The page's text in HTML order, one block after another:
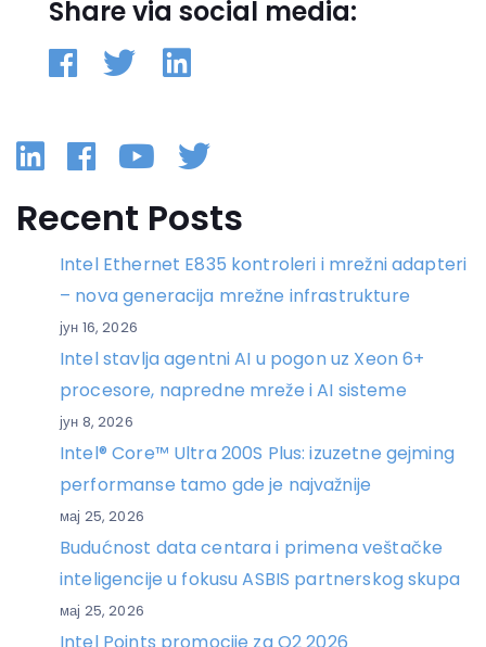
Share via social media:
Linkedin
Facebook
YouTube
Twitter
Recent Posts
Intel Ethernet E835 kontroleri i mrežni adapteri
– nova generacija mrežne infrastrukture
јун 16, 2026
Intel stavlja agentni AI u pogon uz Xeon 6+
procesore, napredne mreže i AI sisteme
јун 8, 2026
Intel® Core™ Ultra 200S Plus: izuzetne gejming
performanse tamo gde je najvažnije
мај 25, 2026
Budućnost data centara i primena veštačke
inteligencije u fokusu ASBIS partnerskog skupa
мај 25, 2026
Intel Points promocije za Q2 2026